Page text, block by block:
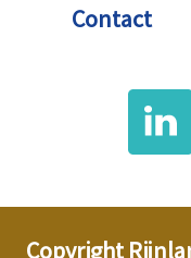
Contact
Copyright